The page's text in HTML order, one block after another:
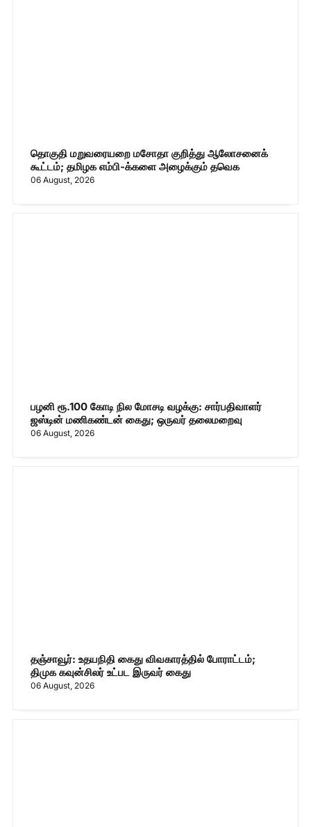
தொகுதி மறுவரையறை மசோதா குறித்து ஆலோசனைக்
கூட்டம்; தமிழக எம்பி-க்களை அழைக்கும் தவெக
06 August, 2026
பழனி ரூ.100 கோடி நில மோசடி வழக்கு: சார்பதிவாளர்
ஜஸ்டின் மணிகண்டன் கைது; ஒருவர் தலைமறைவு
06 August, 2026
தஞ்சாவூர்: உதயநிதி கைது விவகாரத்தில் போராட்டம்;
திமுக கவுன்சிலர் உட்பட இருவர் கைது
06 August, 2026